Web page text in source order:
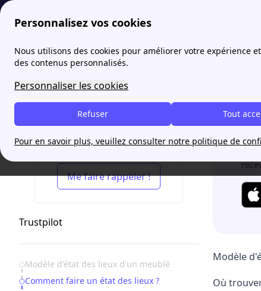
Personnalisez vos cookies
Nous utilisons des cookies pour améliorer votre expérience
des contenus personnalisés.
Personnaliser les cookies
Tout
Refuser
Pour en savoir plus, veuillez consulter notre politique de
papernest Etat des lieux État des lieux meublé à
Vos démarches en 5 min
Me faire rappeler !
Trustpilot
Table of Contents
Modèle d'état des lieux d'un meublé
Comment faire un état des lieux ?
Modèle
Où